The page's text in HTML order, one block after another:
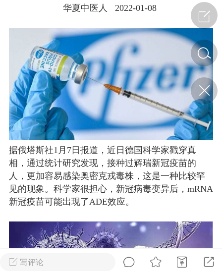
特急预警】关
节返乡期间“闪
急提示
0
如何购买【理肺清瘟膏】
【养正护络膏】？
小海（HAi） 2
容平，顺时收
精气
0
谷气行、营卫通：内经视角
下的脾胃调养要义
写评论
华夏中医人 2022-01-08
据俄塔斯社1月7日报道，近日德国科学家戳穿真
相，通过统计研究发现，接种过辉瑞新冠疫苗的
人，更加容易感染奥密克戎毒株，这是一种比较罕
见的现象。科学家很担心，新冠病毒变异后，mRNA
新冠疫苗可能出现了ADE效应。